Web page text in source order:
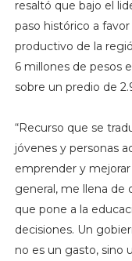
resaltó que bajo el
paso histórico a
productivo de la
6 millones de pesos
sobre un predio de
“Recurso que se
jóvenes y personas
emprender y
general, me llena de
que pone a la
decisiones. Un
no es un gasto, sino